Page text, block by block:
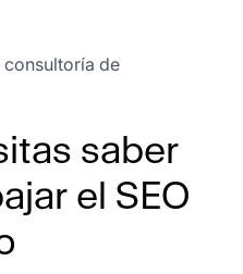
consultoría de
saber
el SEO